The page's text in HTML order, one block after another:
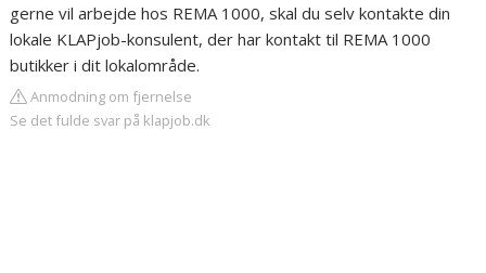
gerne vil arbejde hos REMA 1000, skal du selv kontakte din
lokale KLAPjob-konsulent, der har kontakt til REMA 1000
butikker i dit lokalområde.
Anmodning om fjernelse
Se det fulde svar på klapjob.dk